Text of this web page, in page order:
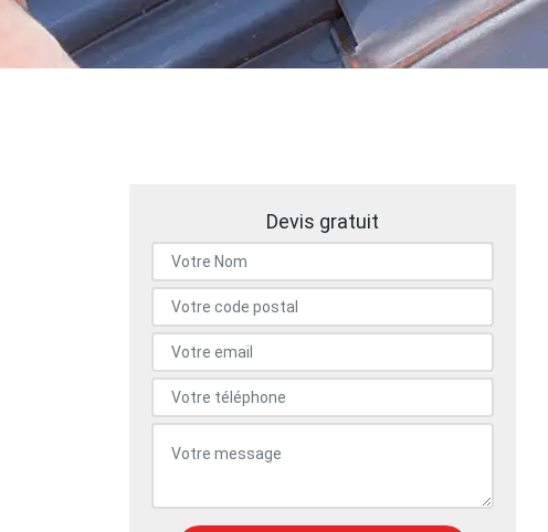
Devis gratuit